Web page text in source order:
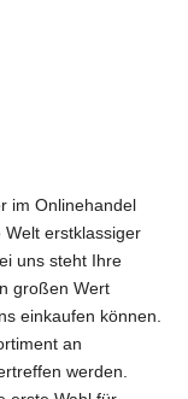
im Onlinehandel
Welt erstklassiger
uns steht Ihre
großen Wert
einkaufen können.
an
werden.